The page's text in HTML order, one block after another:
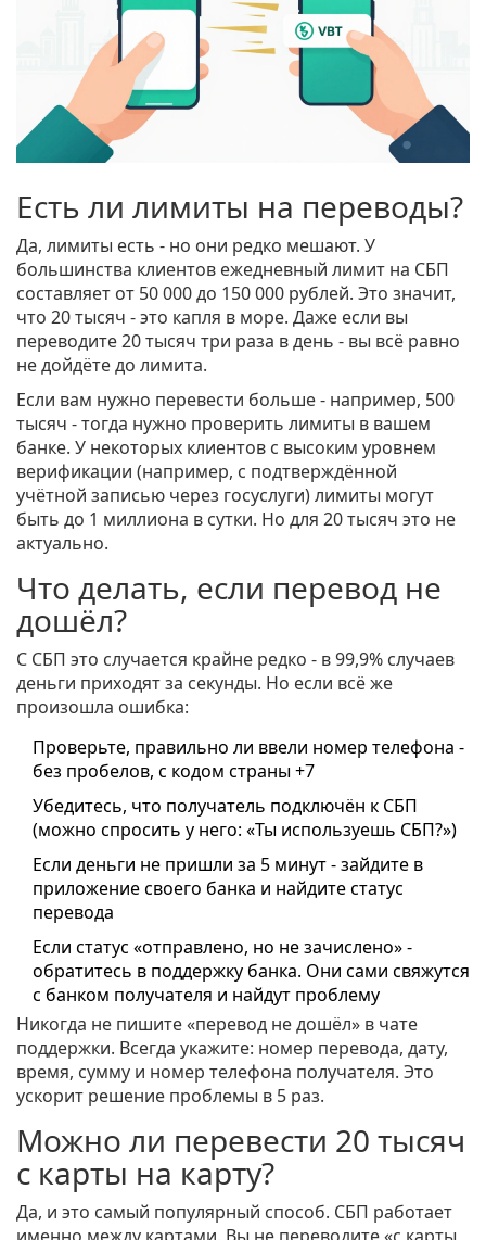
Есть ли лимиты на переводы?
Да, лимиты есть - но они редко мешают. У
большинства клиентов ежедневный лимит на СБП
составляет от 50 000 до 150 000 рублей. Это значит,
что 20 тысяч - это капля в море. Даже если вы
переводите 20 тысяч три раза в день - вы всё равно
не дойдёте до лимита.
Если вам нужно перевести больше - например, 500
тысяч - тогда нужно проверить лимиты в вашем
банке. У некоторых клиентов с высоким уровнем
верификации (например, с подтверждённой
учётной записью через госуслуги) лимиты могут
быть до 1 миллиона в сутки. Но для 20 тысяч это не
актуально.
Что делать, если перевод не
дошёл?
С СБП это случается крайне редко - в 99,9% случаев
деньги приходят за секунды. Но если всё же
произошла ошибка:
Проверьте, правильно ли ввели номер телефона -
без пробелов, с кодом страны +7
Убедитесь, что получатель подключён к СБП
(можно спросить у него: «Ты используешь СБП?»)
Если деньги не пришли за 5 минут - зайдите в
приложение своего банка и найдите статус
перевода
Если статус «отправлено, но не зачислено» -
обратитесь в поддержку банка. Они сами свяжутся
с банком получателя и найдут проблему
Никогда не пишите «перевод не дошёл» в чате
поддержки. Всегда укажите: номер перевода, дату,
время, сумму и номер телефона получателя. Это
ускорит решение проблемы в 5 раз.
Можно ли перевести 20 тысяч
с карты на карту?
Да, и это самый популярный способ. СБП работает